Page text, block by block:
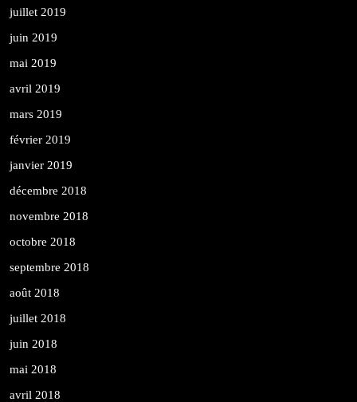
juillet 2019
juin 2019
mai 2019
avril 2019
mars 2019
février 2019
janvier 2019
décembre 2018
novembre 2018
octobre 2018
septembre 2018
août 2018
juillet 2018
juin 2018
mai 2018
avril 2018